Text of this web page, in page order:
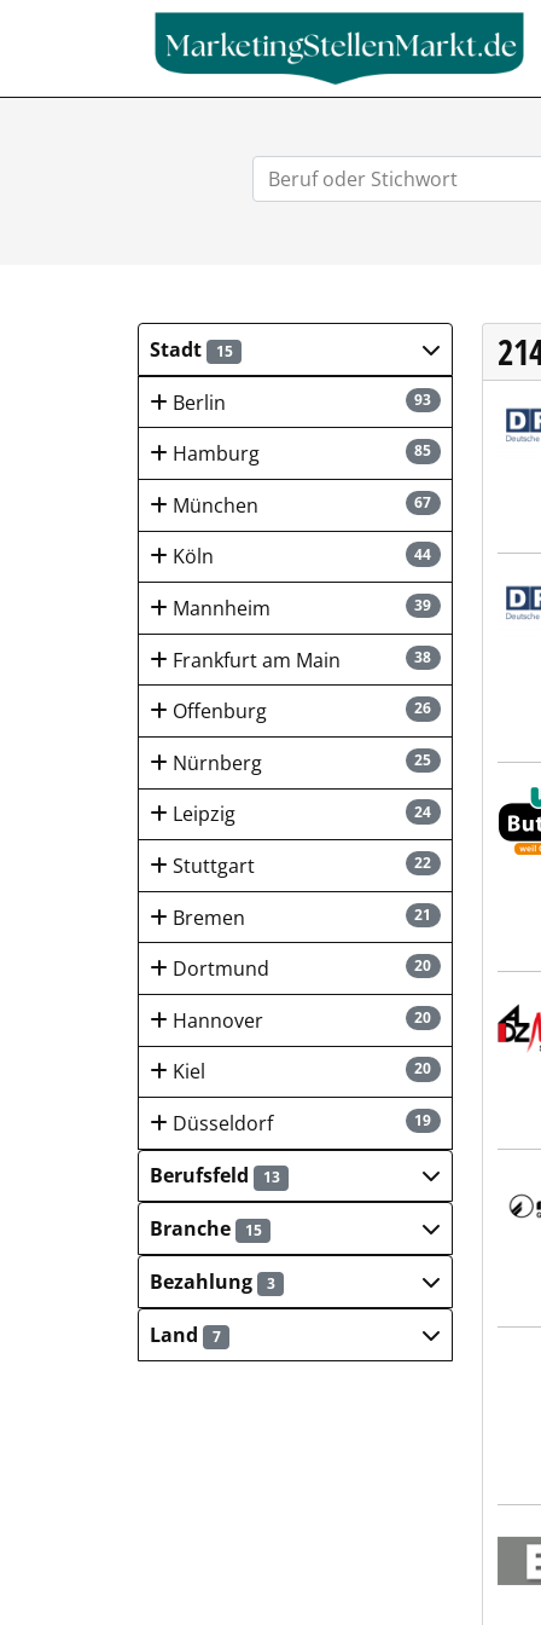
Stadt 15
93
Berlin
85
Hamburg
67
München
44
Köln
39
Mannheim
38
Frankfurt am Main
26
Offenburg
25
Nürnberg
24
Leipzig
22
Stuttgart
21
Bremen
20
Dortmund
20
Hannover
20
Kiel
19
Düsseldorf
Berufsfeld
13
Branche 15
Bezahlung 3
Land 7